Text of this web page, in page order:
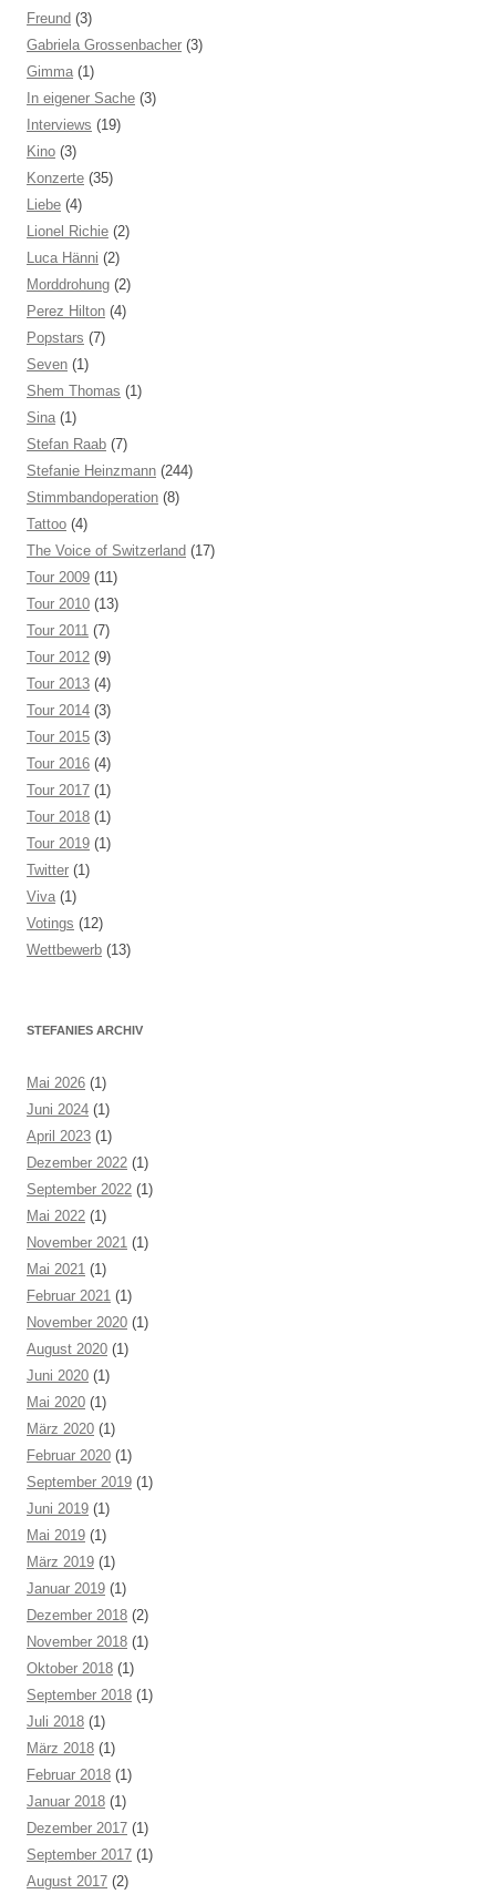
Freund (3)
Gabriela Grossenbacher (3)
Gimma (1)
In eigener Sache (3)
Interviews (19)
Kino (3)
Konzerte (35)
Liebe (4)
Lionel Richie (2)
Luca Hänni (2)
Morddrohung (2)
Perez Hilton (4)
Popstars (7)
Seven (1)
Shem Thomas (1)
Sina (1)
Stefan Raab (7)
Stefanie Heinzmann (244)
Stimmbandoperation (8)
Tattoo (4)
The Voice of Switzerland (17)
Tour 2009 (11)
Tour 2010 (13)
Tour 2011 (7)
Tour 2012 (9)
Tour 2013 (4)
Tour 2014 (3)
Tour 2015 (3)
Tour 2016 (4)
Tour 2017 (1)
Tour 2018 (1)
Tour 2019 (1)
Twitter (1)
Viva (1)
Votings (12)
Wettbewerb (13)
STEFANIES ARCHIV
Mai 2026 (1)
Juni 2024 (1)
April 2023 (1)
Dezember 2022 (1)
September 2022 (1)
Mai 2022 (1)
November 2021 (1)
Mai 2021 (1)
Februar 2021 (1)
November 2020 (1)
August 2020 (1)
Juni 2020 (1)
Mai 2020 (1)
März 2020 (1)
Februar 2020 (1)
September 2019 (1)
Juni 2019 (1)
Mai 2019 (1)
März 2019 (1)
Januar 2019 (1)
Dezember 2018 (2)
November 2018 (1)
Oktober 2018 (1)
September 2018 (1)
Juli 2018 (1)
März 2018 (1)
Februar 2018 (1)
Januar 2018 (1)
Dezember 2017 (1)
September 2017 (1)
August 2017 (2)